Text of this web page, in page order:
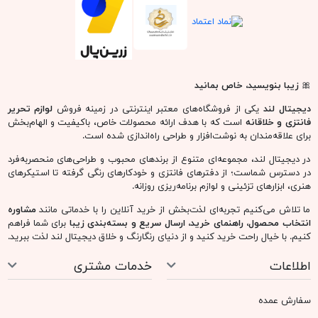
🎀زیبا بنویسید، خاص بمانید
دیجیتال لند یکی از فروشگاه‌های معتبر اینترنتی در زمینه فروش لوازم تحریر
فانتزی و خلاقانه است که با هدف ارائه محصولات خاص، باکیفیت و الهام‌بخش
برای علاقه‌مندان به نوشت‌افزار و طراحی راه‌اندازی شده است.
در دیجیتال لند، مجموعه‌ای متنوع از برندهای محبوب و طراحی‌های منحصربه‌فرد
در دسترس شماست؛ از دفترهای فانتزی و خودکارهای رنگی گرفته تا استیکرهای
هنری، ابزارهای تزئینی و لوازم برنامه‌ریزی روزانه.
ما تلاش می‌کنیم تجربه‌ای لذت‌بخش از خرید آنلاین را با خدماتی مانندمشاوره
انتخاب محصول، راهنمای خرید، ارسال سریع و بسته‌بندی زیبا برای شما فراهم
کنیم. با خیال راحت خرید کنید و از دنیای رنگارنگ و خلاق دیجیتال لند لذت ببرید.
اطلاعات خدمات مشتری
سفارش عمده